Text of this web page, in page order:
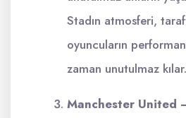
Stadın atmosferi,
oyuncuların
zaman unutulmaz kılar.
Manchester United